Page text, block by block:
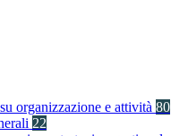
organizzazione e attività 80
22